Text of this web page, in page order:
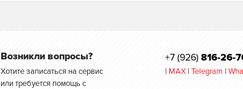
Возникли вопросы?
Хотите записаться на сервис
или требуется помощь с
+7 (926) 816-26-
| MAX | Telegram |